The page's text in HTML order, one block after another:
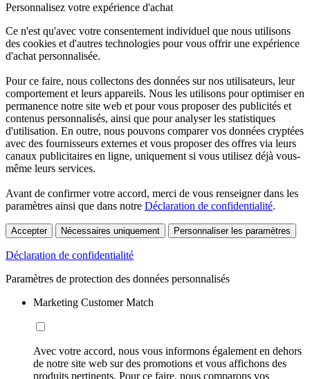
Personnalisez votre expérience d'achat
Ce n'est qu'avec votre consentement individuel que nous utilisons
des cookies et d'autres technologies pour vous offrir une expérience
d'achat personnalisée.
Pour ce faire, nous collectons des données sur nos utilisateurs, leur
comportement et leurs appareils. Nous les utilisons pour optimiser en
permanence notre site web et pour vous proposer des publicités et
contenus personnalisés, ainsi que pour analyser les statistiques
d'utilisation. En outre, nous pouvons comparer vos données cryptées
avec des fournisseurs externes et vous proposer des offres via leurs
canaux publicitaires en ligne, uniquement si vous utilisez déjà vous-
même leurs services.
Avant de confirmer votre accord, merci de vous renseigner dans les
paramètres ainsi que dans notre Déclaration de confidentialité.
Accepter Nécessaires uniquement Personnaliser les paramètres
Déclaration de confidentialité
Paramètres de protection des données personnalisés
Marketing Customer Match
Avec votre accord, nous vous informons également en dehors
de notre site web sur des promotions et vous affichons des
produits pertinents. Pour ce faire, nous comparons vos